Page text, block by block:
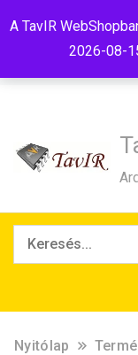
A TavIR
2026-08-
Nyitólap